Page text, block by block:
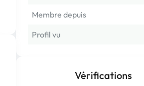
Membre depuis
Profil vu
Vérifications